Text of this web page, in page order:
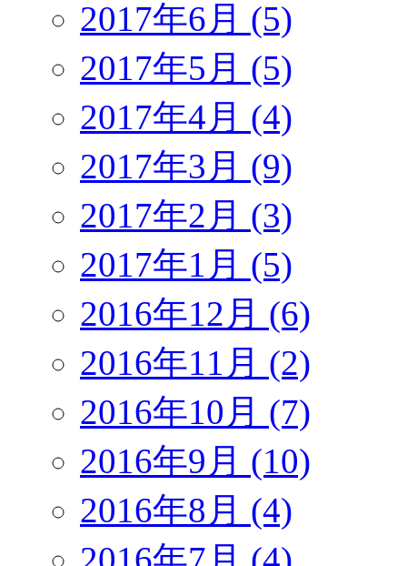
2017年6月 (5)
2017年5月 (5)
2017年4月 (4)
2017年3月 (9)
2017年2月 (3)
2017年1月 (5)
2016年12月 (6)
2016年11月 (2)
2016年10月 (7)
2016年9月 (10)
2016年8月 (4)